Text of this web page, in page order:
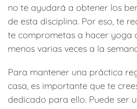
no te ayudará a obtener los
de esta disciplina. Por eso, te
te comprometas a hacer yoga
menos varias veces a la
Para mantener una práctica
casa, es importante que te
dedicado para ello. Puede ser